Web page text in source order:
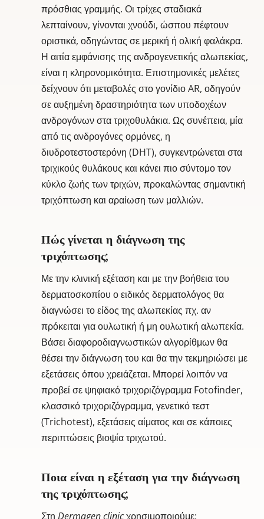
πρόσθιας γραμμής. Οι τρίχες σταδιακά
λεπταίνουν, γίνονται χνούδι, ώσπου πέφτουν
οριστικά, οδηγώντας σε μερική ή ολική φαλάκρα.
Η αιτία εμφάνισης της ανδρογενετικής αλωπεκίας,
είναι η κληρονομικότητα. Επιστημονικές μελέτες
δείχνουν ότι μεταβολές στο γονίδιο AR, οδηγούν
σε αυξημένη δραστηριότητα των υποδοχέων
ανδρογόνων στα τριχοθυλάκια. Ως συνέπεια, μία
από τις ανδρογόνες ορμόνες, η
διυδροτεστοστερόνη (DHT), συγκεντρώνεται στα
τριχικούς θυλάκους και κάνει πιο σύντομο τον
κύκλο ζωής των τριχών, προκαλώντας σημαντική
τριχόπτωση και αραίωση των μαλλιών.
Πώς γίνεται η διάγνωση της
τριχόπτωσης;
Με την κλινική εξέταση και με την βοήθεια του
δερματοσκοπίου ο ειδικός δερματολόγος θα
διαγνώσει το είδος της αλωπεκίας πχ. αν
πρόκειται για ουλωτική ή μη ουλωτική αλωπεκία.
Βάσει διαφοροδιαγνωστικών αλγορίθμων θα
θέσει την διάγνωση του και θα την τεκμηριώσει με
εξετάσεις όπου χρειάζεται. Μπορεί λοιπόν να
προβεί σε ψηφιακό τριχοριζόγραμμα Fotofinder,
κλασσικό τριχοριζόγραμμα, γενετικό τεστ
(Trichotest), εξετάσεις αίματος και σε κάποιες
περιπτώσεις βιοψία τριχωτού.
Ποια είναι η εξέταση για την διάγνωση
της τριχόπτωσης;
Στη Dermagen clinic χρησιμοποιούμε: